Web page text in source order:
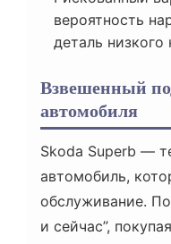
вероятность
деталь низкого
Взвешенный
автомобиля
Skoda Superb —
автомобиль,
обслуживание.
и сейчас”,